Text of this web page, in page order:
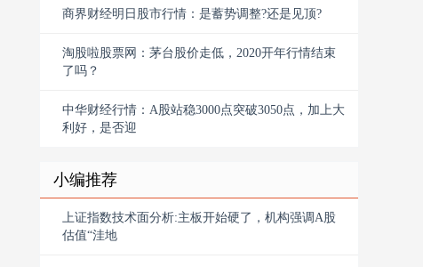
商界财经明日股市行情：是蓄势调整?还是见顶?
淘股啦股票网：茅台股价走低，2020开年行情结束
了吗？
中华财经行情：A股站稳3000点突破3050点，加上大
利好，是否迎
小编推荐
上证指数技术面分析:主板开始硬了，机构强调A股
估值“洼地